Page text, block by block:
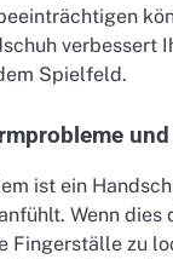
verbessert
Spielfeld.
ist ein
Wenn dies
Fingerställe zu